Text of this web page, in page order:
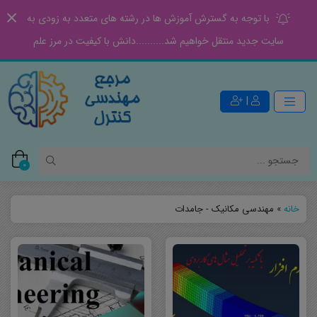
با توجه به گسترش آموزش ها در رشته های متعدد به زودی به
سایت جدید منتقل خواهیم شد..........دانش با کیفیت در مرز علم
|
0
خانه» مهندسی مکانیک - جامدات